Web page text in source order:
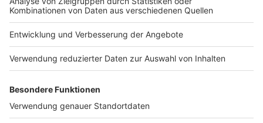
Jobs
Presse
Werben
Archiv
ANTENNE BAYERN GROUP
Studio-Hotline
Verkehrs-Hotline